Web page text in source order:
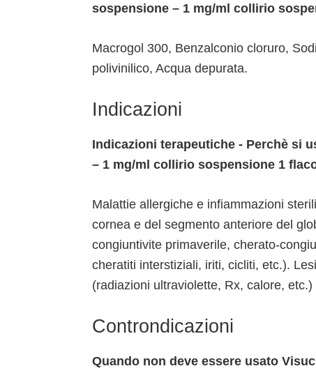
sospensione – 1 mg/ml collirio
Macrogol 300, Benzalconio cloruro,
polivinilico, Acqua depurata.
Indicazioni
Indicazioni terapeutiche - Perchè si
– 1 mg/ml collirio sospensione 1
Malattie allergiche e infiammazioni
cornea e del segmento anteriore del
congiuntivite primaverile, cherato-
cheratiti interstiziali, iriti, cicliti, etc.).
(radiazioni ultraviolette, Rx, calore,
Controndicazioni
Quando non deve essere usato